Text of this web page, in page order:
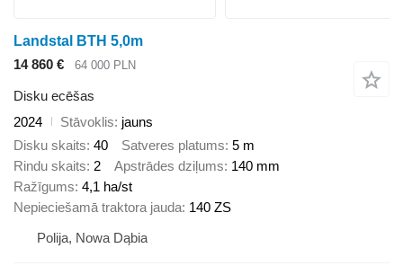
Landstal BTH 5,0m
14 860 €
64 000 PLN
Disku ecēšas
2024
Stāvoklis jauns
Disku skaits 40 Satveres platums 5 m
Rindu skaits 2 Apstrādes dziļums 140 mm
Ražīgums 4,1 ha/st
Nepieciešamā traktora jauda 140 ZS
Polija, Nowa Dąbia